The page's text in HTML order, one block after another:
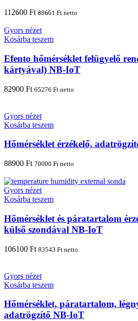
112600 Ft 88661 Ft netto
Gyors nézet
Kosárba teszem
Efento hőmérséklet felügyelő
kártyával) NB-IoT
82900 Ft 65276 Ft netto
Gyors nézet
Kosárba teszem
Hőmérséklet érzékelő,
88900 Ft 70000 Ft netto
Gyors nézet
Kosárba teszem
Hőmérséklet és páratartalom
külső szondával NB-IoT
106100 Ft 83543 Ft netto
Gyors nézet
Kosárba teszem
Hőmérséklet, páratartalom,
adatrögzítő NB-IoT